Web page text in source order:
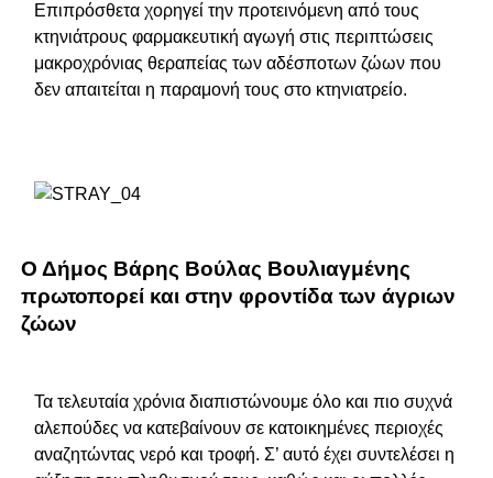
Επιπρόσθετα χορηγεί την προτεινόμενη από τους
κτηνιάτρους φαρμακευτική αγωγή στις περιπτώσεις
μακροχρόνιας θεραπείας των αδέσποτων ζώων που
δεν απαιτείται η παραμονή τους στο κτηνιατρείο.
Ο Δήμος Βάρης Βούλας Βουλιαγμένης
πρωτοπορεί και στην φροντίδα των άγριων
ζώων
Τα τελευταία χρόνια διαπιστώνουμε όλο και πιο συχνά
αλεπούδες να κατεβαίνουν σε κατοικημένες περιοχές
αναζητώντας νερό και τροφή. Σ’ αυτό έχει συντελέσει η